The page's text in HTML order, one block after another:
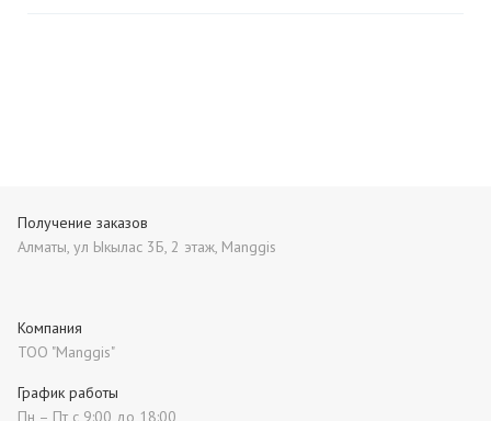
Получение заказов
Алматы, ул Ыкылас 3Б, 2 этаж, Manggis
Компания
ТОО "Manggis"
График работы
Пн – Пт с 9:00 до 18:00